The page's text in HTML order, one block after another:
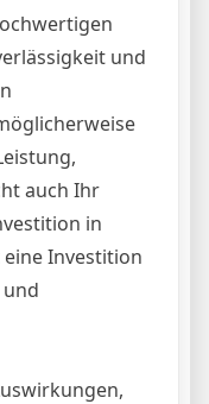
und
auch Ihr
in
Investition